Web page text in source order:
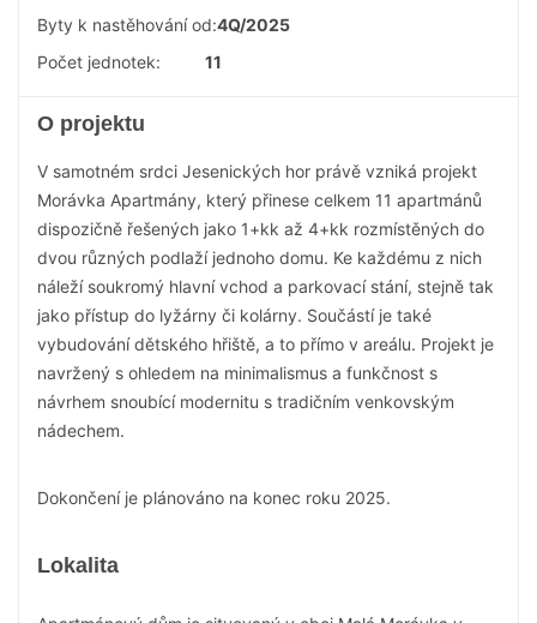
Byty k nastěhování od:4Q/2025
Počet jednotek:
11
O projektu
V samotném srdci Jesenických hor právě vzniká projekt
Morávka Apartmány, který přinese celkem 11 apartmánů
dispozičně řešených jako 1+kk až 4+kk rozmístěných do
dvou různých podlaží jednoho domu. Ke každému z nich
náleží soukromý hlavní vchod a parkovací stání, stejně tak
jako přístup do lyžárny či kolárny. Součástí je také
vybudování dětského hřiště, a to přímo v areálu. Projekt je
navržený s ohledem na minimalismus a funkčnost s
návrhem snoubící modernitu s tradičním venkovským
nádechem.
Dokončení je plánováno na konec roku 2025.
Lokalita